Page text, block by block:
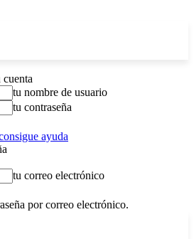
tu nombre de usuario
tu contraseña
ayuda
tu correo electrónico
por correo electrónico.